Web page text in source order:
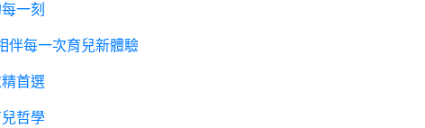
一刻
伴每一次育兒新體驗
首選
哲學